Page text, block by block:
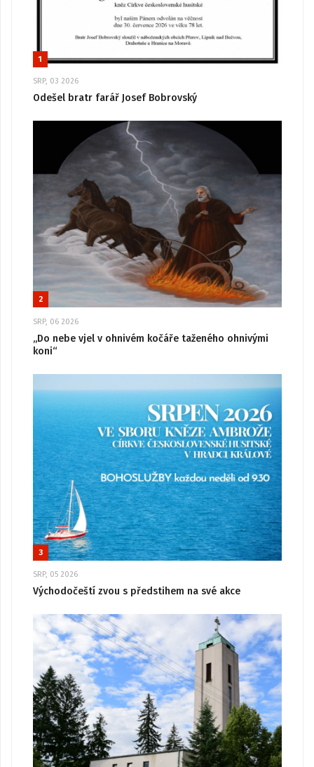
1
SRP, 03 2026
Odešel bratr farář Josef Bobrovský
2
SRP, 06 2026
„Do nebe vjel v ohnivém kočáře taženého ohnivými
koni“
3
SRP, 05 2026
Východočeští zvou s předstihem na své akce